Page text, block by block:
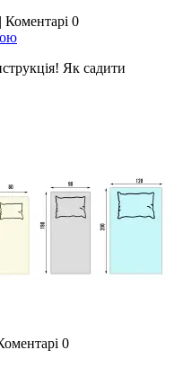
| Коментарі 0
Як садити
0